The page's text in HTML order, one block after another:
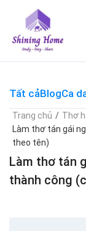
content
Tất cảBlogCa
Trang chủ / Thơ
Làm thơ tán gái
theo tên)
Làm thơ tán
thành công